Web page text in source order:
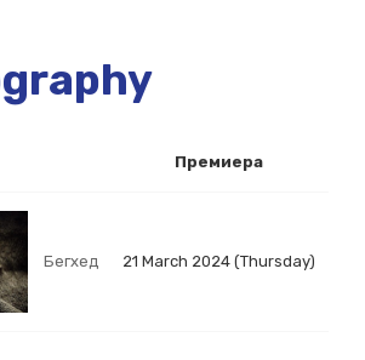
Премиера
Бегхед 21 March 2024 (Thursday)